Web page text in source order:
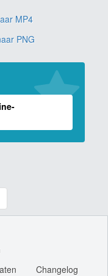
MP4
PNG
Changelog